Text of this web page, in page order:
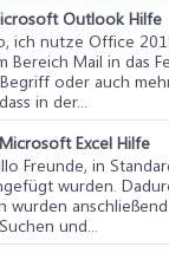
Outlook Hilfe
ich nutze Office
Bereich Mail in das
oder auch
in der...
Microsoft Excel Hilfe
Freunde, in
wurden.
wurden
und...